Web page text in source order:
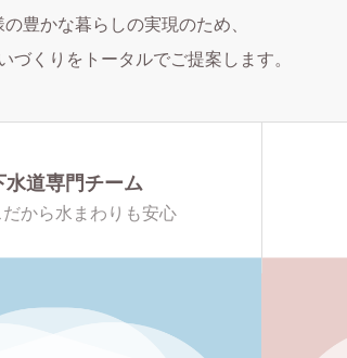
豊かな暮らしの実現のため、
づくりをトータルでご提案します。
水道専門チーム
から水まわりも安心